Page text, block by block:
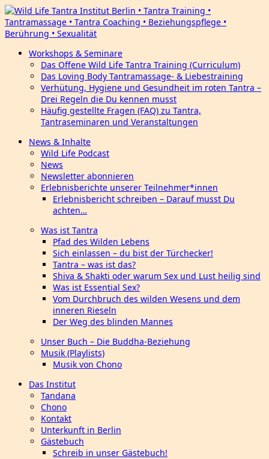
Workshops & Seminare
Das Offene Wild Life Tantra Training (Curriculum)
Das Loving Body Tantramassage- & Liebestraining
Verhütung, Hygiene und Gesundheit im roten Tantra –
Drei Regeln die Du kennen musst
Häufig gestellte Fragen (FAQ) zu Tantra,
Tantraseminaren und Veranstaltungen
News & Inhalte
Wild Life Podcast
News
Newsletter abonnieren
Erlebnisberichte unserer Teilnehmer*innen
Erlebnisbericht schreiben – Darauf musst Du
achten…
Was ist Tantra
Pfad des Wilden Lebens
Sich einlassen – du bist der Türchecker!
Tantra – was ist das?
Shiva & Shakti oder warum Sex und Lust heilig sind
Was ist Essential Sex?
Vom Durchbruch des wilden Wesens und dem
inneren Rieseln
Der Weg des blinden Mannes
Unser Buch – Die Buddha-Beziehung
Musik (Playlists)
Musik von Chono
Das Institut
Tandana
Chono
Kontakt
Unterkunft in Berlin
Gästebuch
Schreib in unser Gästebuch!